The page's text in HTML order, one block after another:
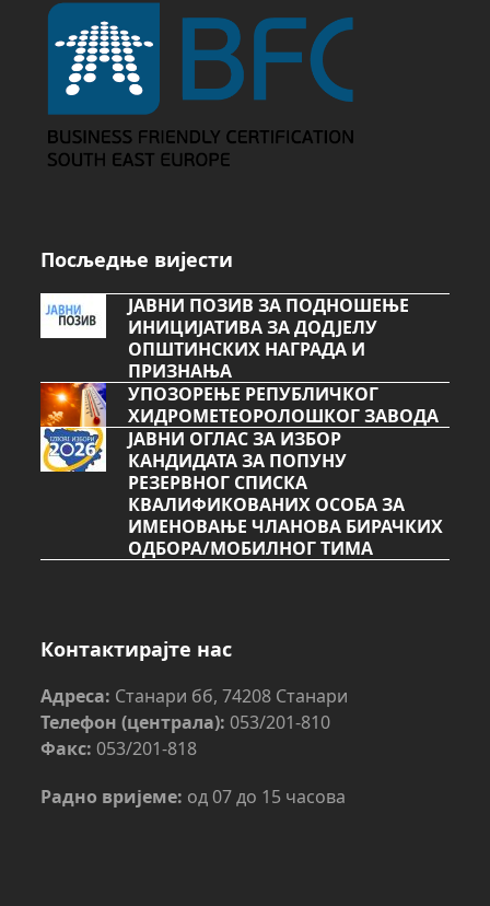
Посљедње вијести
ЈАВНИ ПОЗИВ ЗА ПОДНОШЕЊЕ
ИНИЦИЈАТИВА ЗА ДОДЈЕЛУ
ОПШТИНСКИХ НАГРАДА И
ПРИЗНАЊА
УПОЗОРЕЊЕ РЕПУБЛИЧКОГ
ХИДРОМЕТЕОРОЛОШКОГ ЗАВОДА
ЈАВНИ ОГЛАС ЗА ИЗБОР
КАНДИДАТА ЗА ПОПУНУ
РЕЗЕРВНОГ СПИСКА
КВАЛИФИКОВАНИХ ОСОБА ЗА
ИМЕНОВАЊЕ ЧЛАНОВА БИРАЧКИХ
ОДБОРА/МОБИЛНОГ ТИМА
Контактирајте нас
Адреса: Станари бб, 74208 Станари
Телефон (централа): 053/201-810
Факс: 053/201-818
Радно вријеме: од 07 до 15 часова